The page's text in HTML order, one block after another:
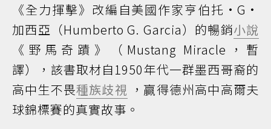
《全力揮擊》改編自美國作家亨伯托•G•
加西亞（Humberto G. Garcia）的暢銷小說
《野馬奇蹟》（Mustang Miracle，暫
譯），該書取材自1950年代一群墨西哥裔的
高中生不畏種族歧視 ，贏得德州高中高爾夫
球錦標賽的真實故事。